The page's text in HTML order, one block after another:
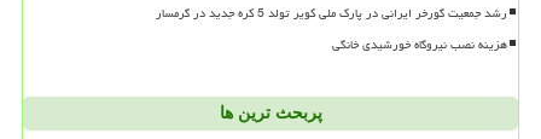
رشد جمعیت گورخر ایرانی در پارک ملی کویر تولد 5 کره جدید در گرمسار
هزینه نصب نیروگاه خورشیدی خانگی
پربحث ترین ها